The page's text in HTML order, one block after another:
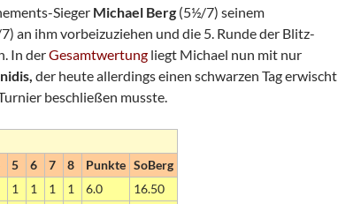
Sieger Michael Berg (5½/7) seinem
an ihm vorbeizuziehen und die 5. Runde der Blitz-
In derGesamtwertung liegt Michael nun mit nur
der heute allerdings einen schwarzen Tag erwischt
beschließen musste.
5 6 7 8 Punkte SoBerg
1 1 1 1 6.0
16.50